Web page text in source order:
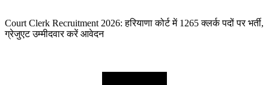
Court Clerk Recruitment 2026: हरियाणा कोर्ट में 1265 क्लर्क पदों पर भर्ती,
ग्रेजुएट उम्मीदवार करें आवेदन